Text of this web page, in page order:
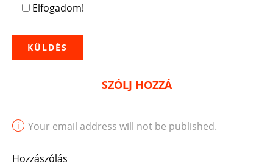
Elfogadom!
SZÓLJ HOZZÁ
Your email address will not be published.
Hozzászólás